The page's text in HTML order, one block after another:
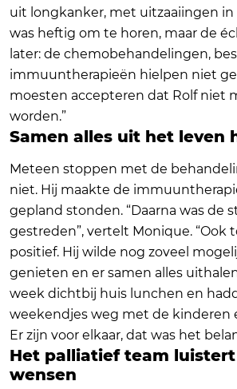
uit longkanker, met uitzaaiingen in
was heftig om te horen, maar de
later: de chemobehandelingen,
immuuntherapieën hielpen niet
moesten accepteren dat Rolf niet
worden.”
Samen alles uit het leven
Meteen stoppen met de
niet. Hij maakte de
gepland stonden. “Daarna was de
gestreden”, vertelt Monique. “Ook
positief. Hij wilde nog zoveel
genieten en er samen alles
week dichtbij huis lunchen en
weekendjes weg met de kinderen
Er zijn voor elkaar, dat was het
Het palliatief team
wensen